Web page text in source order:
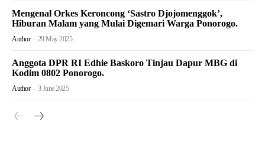
Mengenal Orkes Keroncong ‘Sastro Djojomenggok’,
Hiburan Malam yang Mulai Digemari Warga Ponorogo.
Author - 29 May 2025
Anggota DPR RI Edhie Baskoro Tinjau Dapur MBG di
Kodim 0802 Ponorogo.
Author - 3 June 2025